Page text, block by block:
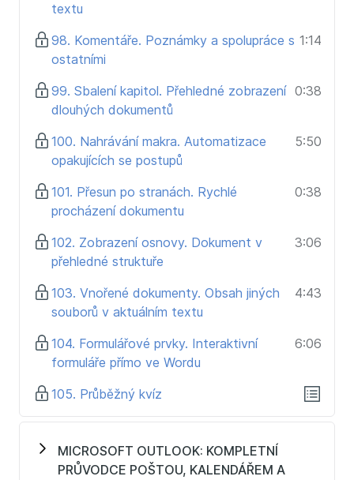
textu
98. Komentáře. Poznámky a spolupráce s
ostatními
1:14
99. Sbalení kapitol. Přehledné zobrazení
dlouhých dokumentů
0:38
100. Nahrávání makra. Automatizace
opakujících se postupů
5:50
101. Přesun po stranách. Rychlé
procházení dokumentu
0:38
102. Zobrazení osnovy. Dokument v
přehledné struktuře
3:06
103. Vnořené dokumenty. Obsah jiných
souborů v aktuálním textu
4:43
104. Formulářové prvky. Interaktivní
formuláře přímo ve Wordu
6:06
105. Průběžný kvíz
MICROSOFT OUTLOOK: KOMPLETNÍ
PRŮVODCE POŠTOU, KALENDÁŘEM A